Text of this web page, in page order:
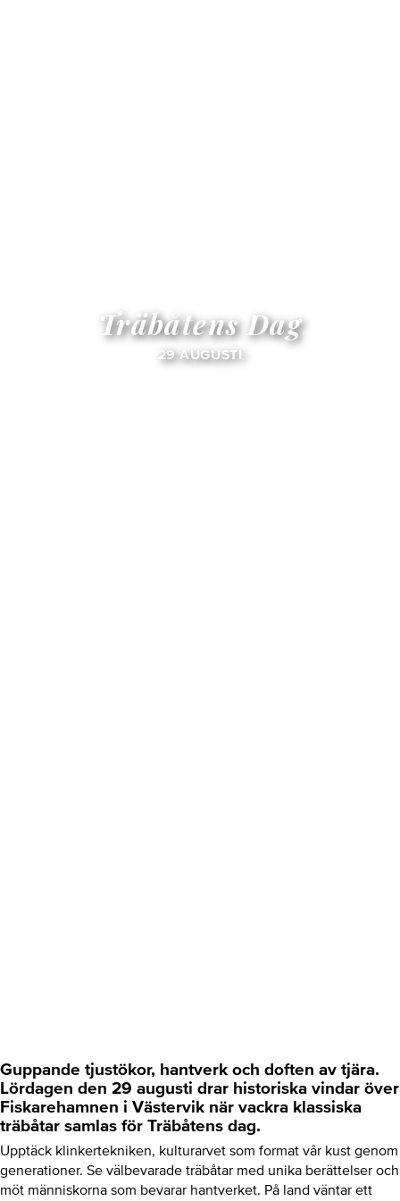
Träbåtens Dag
29 AUGUSTI
Guppande tjustökor, hantverk och doften av tjära.
Lördagen den 29 augusti drar historiska vindar över
Fiskarehamnen i Västervik när vackra klassiska
träbåtar samlas för Träbåtens dag.
Upptäck klinkertekniken, kulturarvet som format vår kust genom
generationer. Se välbevarade träbåtar med unika berättelser och
möt människorna som bevarar hantverket. På land väntar ett